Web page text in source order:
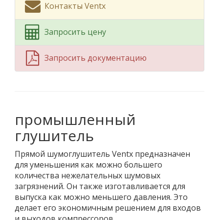
Контакты Ventx
Запросить цену
Запросить документацию
промышленный
глушитель
Прямой шумоглушитель Ventx предназначен
для уменьшения как можно большего
количества нежелательных шумовых
загрязнений. Он также изготавливается для
выпуска как можно меньшего давления. Это
делает его экономичным решением для входов